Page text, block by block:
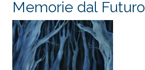
Memorie dal Futuro